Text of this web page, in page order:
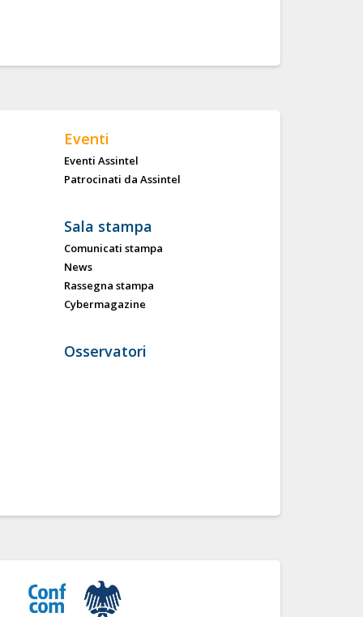
Eventi
Eventi Assintel
Patrocinati da Assintel
Sala stampa
Comunicati stampa
News
Rassegna stampa
Cybermagazine
Osservatori